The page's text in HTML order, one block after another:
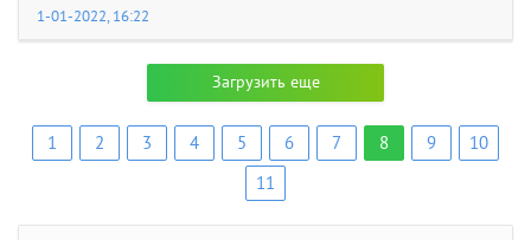
1-01-2022, 16:22
Загрузить еще
1 2 3 4 5 6 7 8 9
10
11